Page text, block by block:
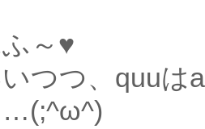
～♥
つつ、quuは
…(;^ω^)